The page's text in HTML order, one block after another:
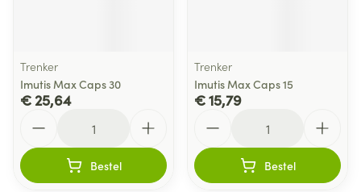
Trenker
Imutis Max Caps 30
€ 25,64
Bestel
Trenker
Imutis Max Caps 15
€ 15,79
Bestel